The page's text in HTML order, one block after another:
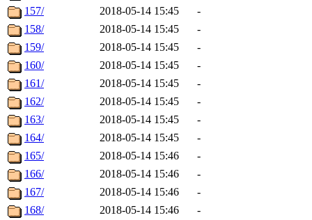
157/
2018-05-14 15:45
-
158/
2018-05-14 15:45
-
159/
2018-05-14 15:45
-
160/
2018-05-14 15:45
-
161/
2018-05-14 15:45
-
162/
2018-05-14 15:45
-
163/
2018-05-14 15:45
-
164/
2018-05-14 15:45
-
165/
2018-05-14 15:46
-
166/
2018-05-14 15:46
-
167/
2018-05-14 15:46
-
168/
2018-05-14 15:46
-